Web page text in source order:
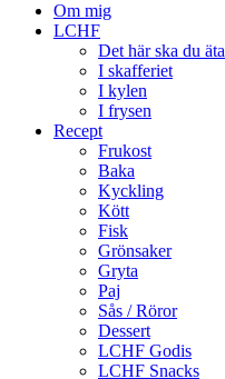
Om mig
LCHF
Det här ska du äta
I skafferiet
I kylen
I frysen
Recept
Frukost
Baka
Kyckling
Kött
Fisk
Grönsaker
Gryta
Paj
Sås / Röror
Dessert
LCHF Godis
LCHF Snacks